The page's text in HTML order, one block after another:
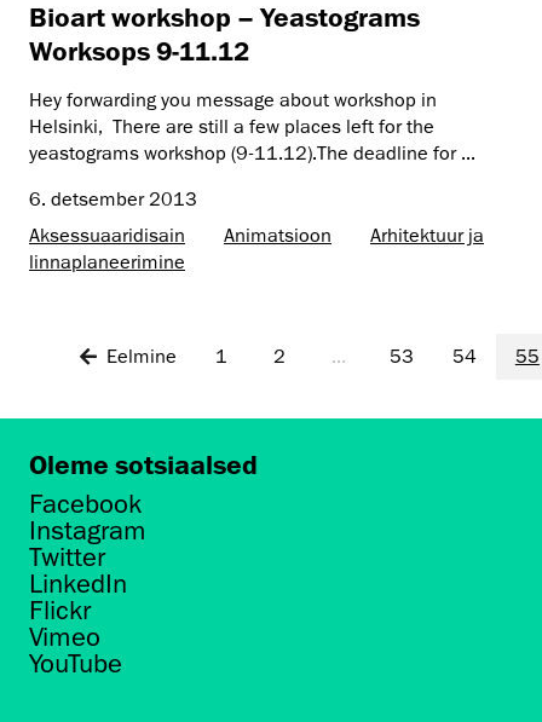
Bioart workshop – Yeastograms
Worksops 9-11.12
Hey forwarding you message about workshop in
Helsinki, There are still a few places left for the
yeastograms workshop (9-11.12).The deadline for ...
6. detsember 2013
Aksessuaaridisain
Animatsioon
Arhitektuur ja
linnaplaneerimine
Eelmine 1 2 ... 53 54 55
Oleme sotsiaalsed
Facebook
Instagram
Twitter
LinkedIn
Flickr
Vimeo
YouTube